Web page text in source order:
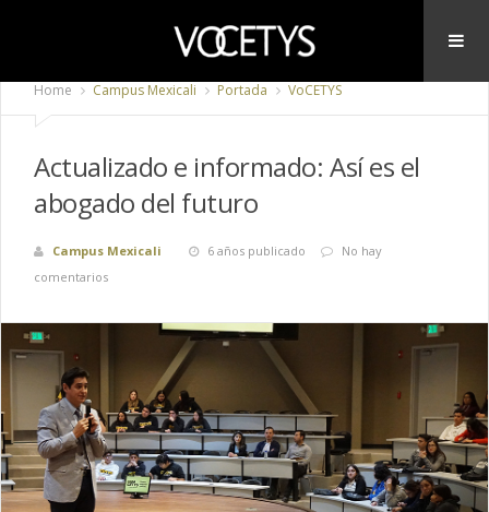
Home Campus Mexicali Portada VoCETYS
Actualizado e informado: Así es el
abogado del futuro
Campus Mexicali 6 años publicado
No hay
comentarios